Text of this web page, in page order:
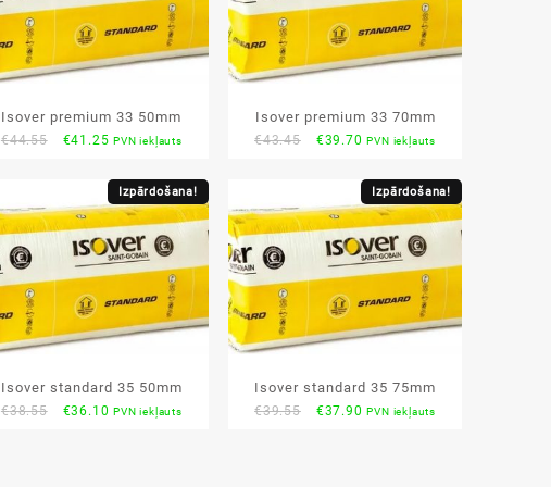
Isover premium 33 50mm
€44.55
Original
€44.55.
€41.25Current
is:
€41.25.
PVN iekļauts
Isover premium 33 70mm
€43.45
Original
€43.45.
€39.70 Current
is:
€39.70.
PVN iekļauts
Izpārdošana!
Isover standard 35 50mm
€38.55
Original
€36.10 Current
PVN iekļauts
Izpārdošana!
Isover standard 35 75mm
€39.55
Original
€37.90 Current
PVN iekļauts